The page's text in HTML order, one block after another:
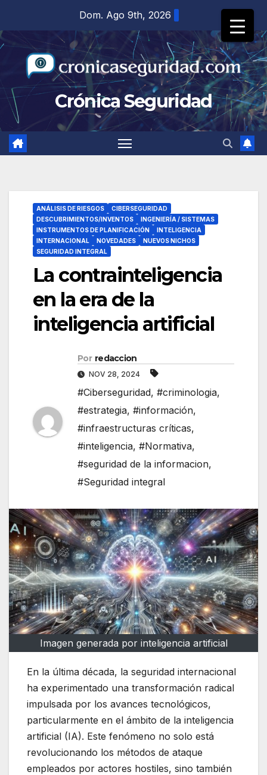
contenido
Dom. Ago 9th, 2026
Crónica Seguridad
ANÁLISIS DE RIESGOS
CIBERSEGURIDAD
DESCUBRIMIENTOS/INVENTOS
INGENIERÍA / SISTEMAS
INSTRUMENTOS DE PLANIFICACIÓN
INTELIGENCIA
INTERNACIONAL
NOVEDADES
NUEVOS NICHOS
SEGURIDAD INTEGRAL
La contrainteligencia
en la era de la
inteligencia artificial
Por redaccion
NOV 28, 2024
#Ciberseguridad, #criminologia,
#estrategia, #información,
#infraestructuras críticas,
#inteligencia, #Normativa,
#seguridad de la informacion,
#Seguridad integral
Imagen generada por inteligencia artificial
En la última década, la seguridad internacional
ha experimentado una transformación radical
impulsada por los avances tecnológicos,
particularmente en el ámbito de la inteligencia
artificial (IA). Este fenómeno no solo está
revolucionando los métodos de ataque
empleados por actores hostiles, sino también